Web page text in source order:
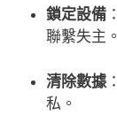
鎖定設備
聯繫失主。
清除數據
私。